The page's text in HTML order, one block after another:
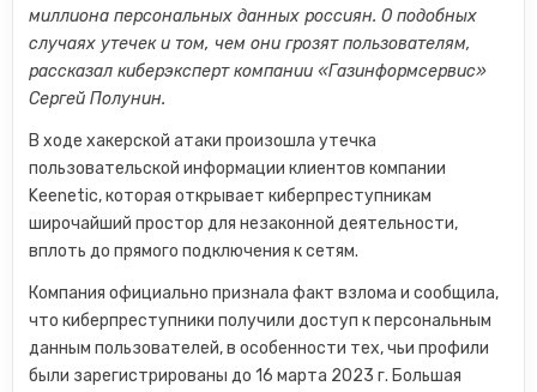
миллиона персональных данных россиян. О подобных
случаях утечек и том, чем они грозят пользователям,
рассказал киберэксперт компании «Газинформсервис»
Сергей Полунин.
В ходе хакерской атаки произошла утечка
пользовательской информации клиентов компании
Keenetic, которая открывает киберпреступникам
широчайший простор для незаконной деятельности,
вплоть до прямого подключения к сетям.
Компания официально признала факт взлома и сообщила,
что киберпреступники получили доступ к персональным
данным пользователей, в особенности тех, чьи профили
были зарегистрированы до 16 марта 2023 г. Большая